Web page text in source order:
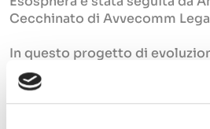
Cecchinato di Avvecomm
In questo progetto di
lungimirante, l’AI
davvero a rappresentare il
sposandosi perfettamente